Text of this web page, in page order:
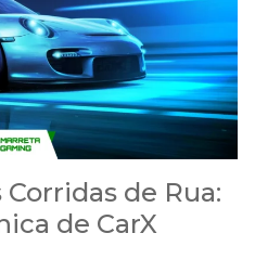
de Rua:
de CarX